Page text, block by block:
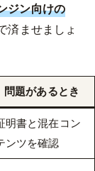
ジン向けの
済ませましょ
問題があるとき
明書と混在コン
ンツを確認